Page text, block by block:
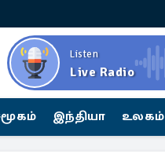
Listen
Live Radio
இந்தியா உலகம்